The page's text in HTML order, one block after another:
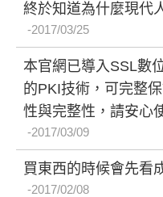
終於知道為什麼現代
2017/03/25
本官網已導入SSL數
的PKI技術，可完整
性與完整性，請安心
2017/03/09
買東西的時候會先看
2017/02/08